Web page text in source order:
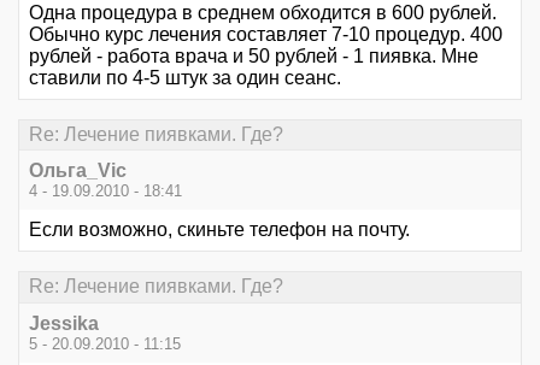
Одна процедура в среднем обходится в 600 рублей.
Обычно курс лечения составляет 7-10 процедур. 400
рублей - работа врача и 50 рублей - 1 пиявка. Мне
ставили по 4-5 штук за один сеанс.
Re: Лечение пиявками. Где?
Ольга_Vic
4 - 19.09.2010 - 18:41
Если возможно, скиньте телефон на почту.
Re: Лечение пиявками. Где?
Jessika
5 - 20.09.2010 - 11:15